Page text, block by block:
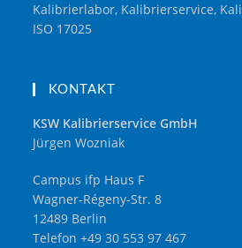
Kalibrierlabor, Kalibrierservice,
ISO 17025
KONTAKT
KSW Kalibrierservice GmbH
Jürgen Wozniak
Campus ifp Haus F
Wagner-Régeny-Str. 8
12489 Berlin
Telefon +49 30 553 97 467